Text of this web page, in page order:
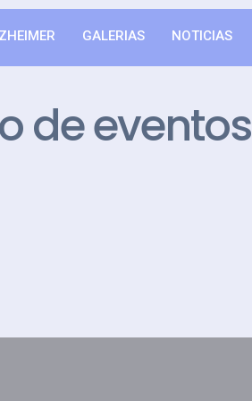
GALERIAS NOTICIAS
de eventos